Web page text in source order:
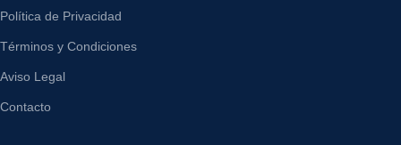
Política de Privacidad
Términos y Condiciones
Aviso Legal
Contacto